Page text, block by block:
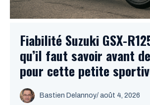
Fiabilité Suzuki GSX-
qu’il faut savoir avant
pour cette petite
Bastien Delannoy/ août 4, 2026